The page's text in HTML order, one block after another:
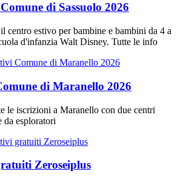
di Sassuolo 2026
centro estivo per bambine e bambini da 4 a
d'infanzia Walt Disney. Tutte le info
di Maranello 2026
le iscrizioni a Maranello con due centri
da esploratori
Zeroseiplus